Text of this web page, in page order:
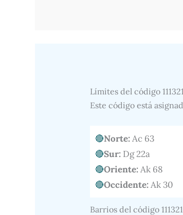
Límites del código 111321
Este código está
Norte:Ac 63
Sur: Dg 22a
Oriente:Ak 68
Occidente:Ak 30
Barrios del código 111321